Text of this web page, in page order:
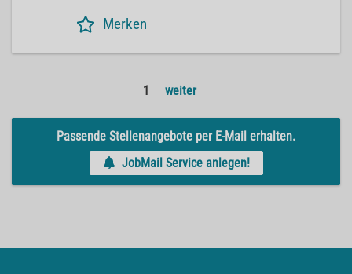
Merken
1 weiter
Passende Stellenangebote per E-Mail erhalten.
JobMail Service anlegen!